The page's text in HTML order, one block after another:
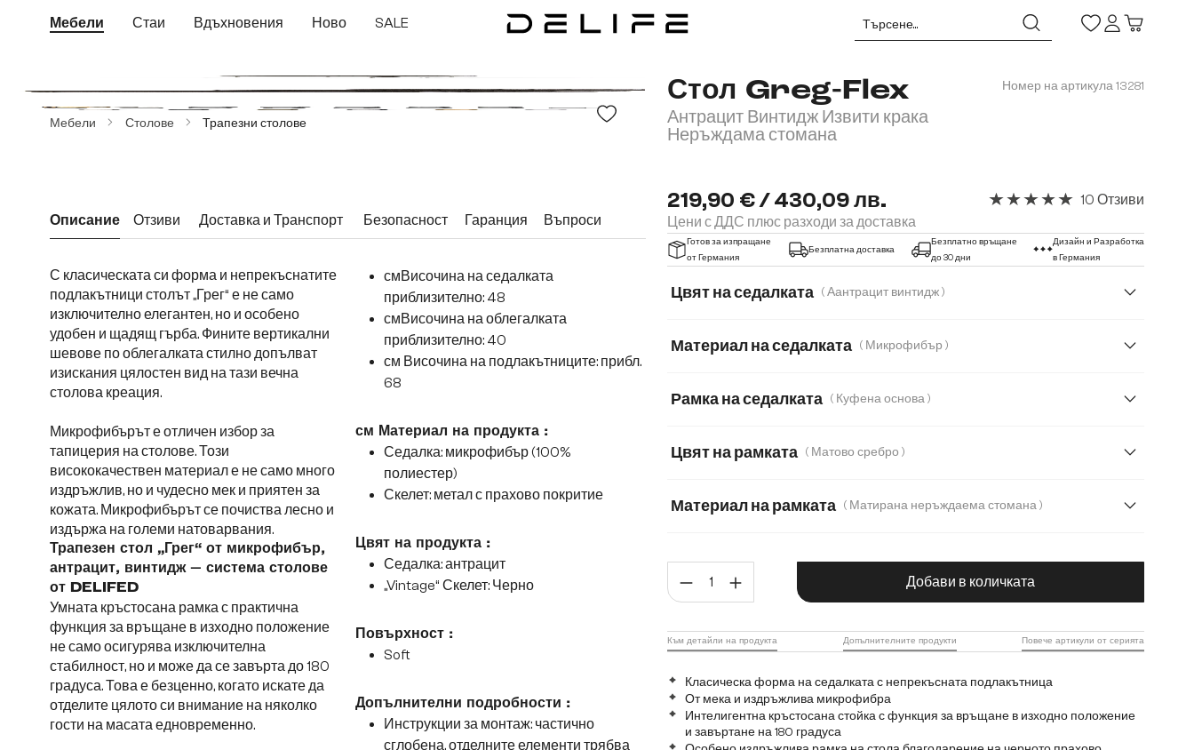
към основното съдържание
Преминете към търсенето
Преминете към основната навигация
Мебели Стаи Вдъхновения Ново SALE
Мебели Столове Трапезни столове
Стол Greg-Flex
Антрацит Винтидж Извити крака
Неръждама стомана
Номер на артикула13281
219,90 € / 430,09 лв.
Цени с ДДС плюс разходи за доставка
10 Отзиви
Готов за изпращане
от Германия
Безплатна доставка
Безплатно връщане
до 30 дни
Дизайн и Разработка
в Германия
Цвят на седалката ( Аантрацит винтидж )
Материал на седалката ( Микрофибър )
Мек текстилен плат с текстура Микрофибър/букле, микрофибър
Плюш
Рамка на седалката ( Куфена основа )
Цвят на рамката ( Матово сребро )
Материал на рамката ( Матирана неръждаема стомана )
Графитена неръждаема стомана Дърво Метал
Количество на продукта: Въведете
Добави в количката
Класическа форма на седалката с непрекъсната подлакътница
От мека и издръжлива микрофибра
Интелигентна кръстосана стойка с функция за връщане в изходно положение
и завъртане на 180 градуса
Към детайли на продукта Допълнителните продукти Повече артикули от серията
Описание Отзиви Доставка и Транспорт Безопасност Гаранция Въпроси
С класическата си форма и непрекъснатите
подлакътници столът „Грег“ е не само
изключително елегантен, но и особено
удобен и щадящ гърба. Фините вертикални
шевове по облегалката стилно допълват
изискания цялостен вид на тази вечна
столова креация.
Микрофибърът е отличен избор за
тапицерия на столове. Този
висококачествен материал е не само много
издръжлив, но и чудесно мек и приятен за
кожата. Микрофибърът се почиства лесно и
издържа на големи натоварвания.
Трапезен стол „Грег“ от микрофибър,
антрацит, винтидж – система столове
от DELIFED
Умната кръстосана рамка с практична
функция за връщане в изходно положение
не само осигурява изключителна
стабилност, но и може да се завърта до 180
градуса. Това е безценно, когато искате да
отделите цялото си внимание на няколко
гости на масата едновременно.
смВисочина на седалката
приблизително: 48
смВисочина на облегалката
приблизително: 40
см Височина на подлакътниците: прибл.
68
см Материал на продукта :
Седалка: микрофибър (100%
полиестер)
Скелет: метал с прахово покритие
Цвят на продукта :
Седалка: антрацит
„Vintage“ Скелет: Черно
Повърхност :
Soft
Допълнителни подробности :
Инструкции за монтаж: частично
сглобена, отделните елементи трябва